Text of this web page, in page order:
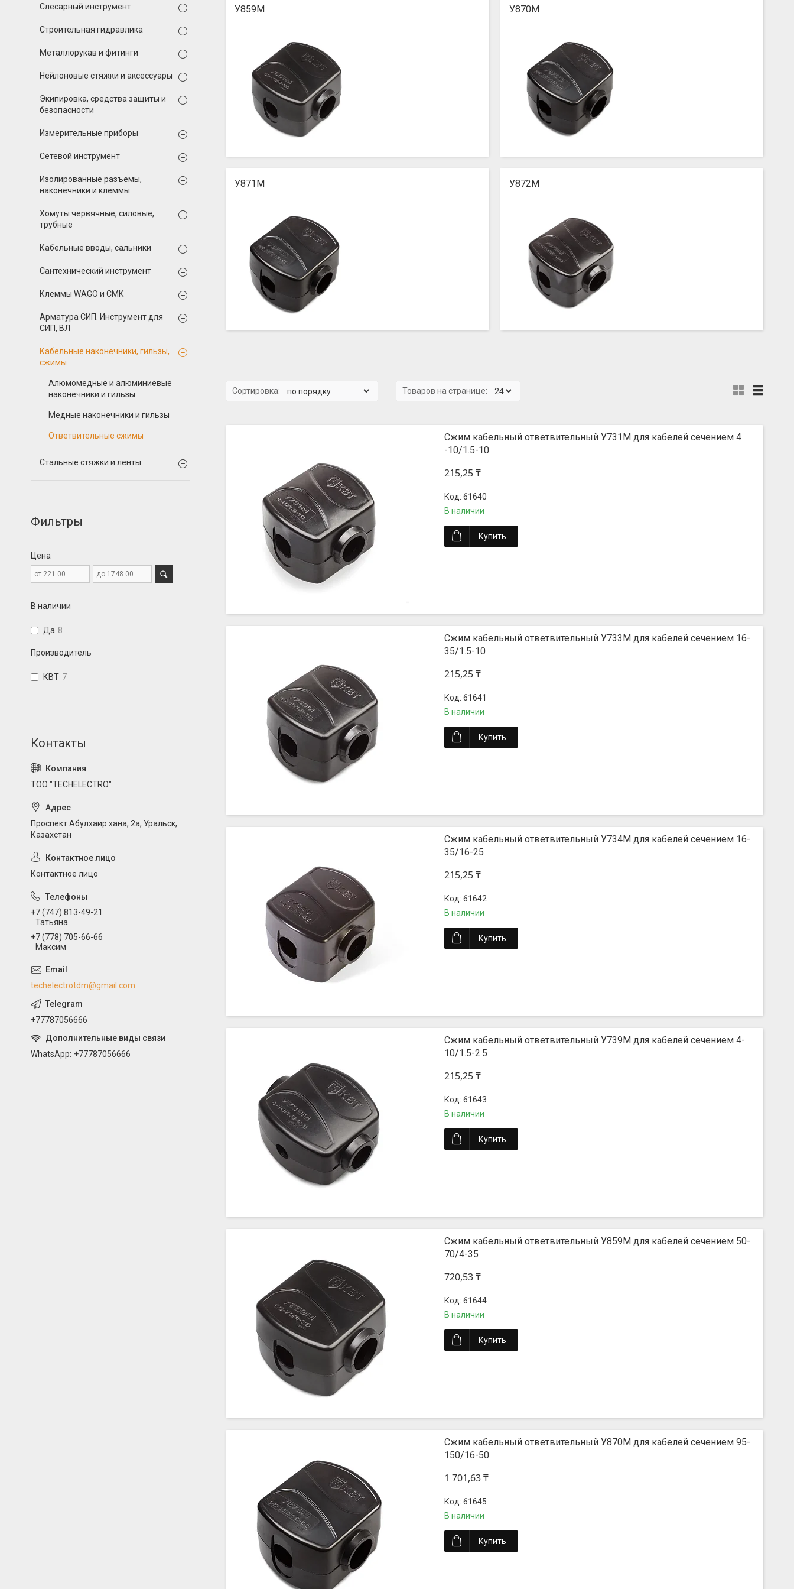
У859M У870М
У871М У872М
Сжим кабельный ответвительный У731М для кабелей сечением 4
-10/1.5-10
215,25 ₸
61640
В наличии
Купить
Сжим кабельный ответвительный У733М для кабелей сечением 16-
35/1.5-10
215,25 ₸
61641
В наличии
Купить
Сжим кабельный ответвительный У734М для кабелей сечением 16-
35/16-25
215,25 ₸
61642
В наличии
Купить
Сжим кабельный ответвительный У739М для кабелей сечением 4-
10/1.5-2.5
215,25 ₸
61643
В наличии
Купить
Сжим кабельный ответвительный У859М для кабелей сечением 50-
70/4-35
720,53 ₸
61644
В наличии
Купить
Сжим кабельный ответвительный У870М для кабелей сечением 95-
150/16-50
1 701,63 ₸
61645
В наличии
Купить
Слесарный инструмент
Строительная гидравлика
Металлорукав и фитинги
Нейлоновые стяжки и аксессуары
Экипировка, средства защиты и
безопасности
Измерительные приборы
Сетевой инструмент
Изолированные разъемы,
наконечники и клеммы
Хомуты червячные, силовые,
трубные
Кабельные вводы, сальники
Сантехнический инструмент
Клеммы WAGO и СМК
Арматура СИП. Инструмент для
СИП, ВЛ
Кабельные наконечники, гильзы,
сжимы
Алюмомедные и алюминиевые
наконечники и гильзы
Медные наконечники и гильзы
Ответвительные сжимы
Стальные стяжки и ленты
Фильтры
Цена
В наличии
Да 8
Производитель
КВТ 7
ТОО "TECHELECTRO"
Проспект Абулхаир хана, 2а, Уральск,
Казахстан
Контактное лицо
+7 (747) 813-49-21
Татьяна
+7 (778) 705-66-66
Максим
techelectrotdm@gmail.com
+77787056666
WhatsApp +77787056666